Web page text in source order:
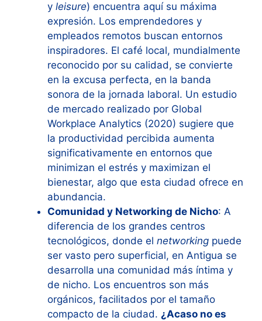
y leisure) encuentra aquí su máxima
expresión. Los emprendedores y
empleados remotos buscan entornos
inspiradores. El café local, mundialmente
reconocido por su calidad, se convierte
en la excusa perfecta, en la banda
sonora de la jornada laboral. Un estudio
de mercado realizado por Global
Workplace Analytics (2020) sugiere que
la productividad percibida aumenta
significativamente en entornos que
minimizan el estrés y maximizan el
bienestar, algo que esta ciudad ofrece en
abundancia.
Comunidad y Networking de Nicho: A
diferencia de los grandes centros
tecnológicos, donde el networking puede
ser vasto pero superficial, en Antigua se
desarrolla una comunidad más íntima y
de nicho. Los encuentros son más
orgánicos, facilitados por el tamaño
compacto de la ciudad. ¿Acaso no es